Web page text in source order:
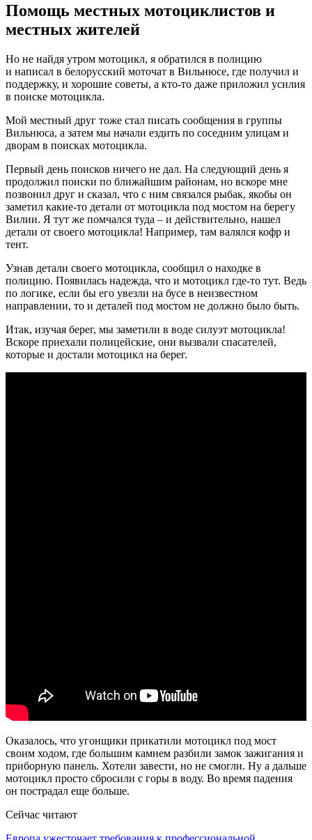
Помощь местных мотоциклистов и
местных жителей
Но не найдя утром мотоцикл, я обратился в полицию
и написал в белорусский моточат в Вильнюсе, где получил и
поддержку, и хорошие советы, а кто-то даже приложил усилия
в поиске мотоцикла.
Мой местный друг тоже стал писать сообщения в группы
Вильнюса, а затем мы начали ездить по соседним улицам и
дворам в поисках мотоцикла.
Первый день поисков ничего не дал. На следующий день я
продолжил поиски по ближайшим районам, но вскоре мне
позвонил друг и сказал, что с ним связался рыбак, якобы он
заметил какие-то детали от мотоцикла под мостом на берегу
Вилии. Я тут же помчался туда – и действительно, нашел
детали от своего мотоцикла! Например, там валялся кофр и
тент.
Узнав детали своего мотоцикла, сообщил о находке в
полицию. Появилась надежда, что и мотоцикл где-то тут. Ведь
по логике, если бы его увезли на бусе в неизвестном
направлении, то и деталей под мостом не должно было быть.
Итак, изучая берег, мы заметили в воде силуэт мотоцикла!
Вскоре приехали полицейские, они вызвали спасателей,
которые и достали мотоцикл на берег.
Оказалось, что угонщики прикатили мотоцикл под мост
своим ходом, где большим камнем разбили замок зажигания и
приборную панель. Хотели завести, но не смогли. Ну а дальше
мотоцикл просто сбросили с горы в воду. Во время падения
он пострадал еще больше.
Сейчас читают